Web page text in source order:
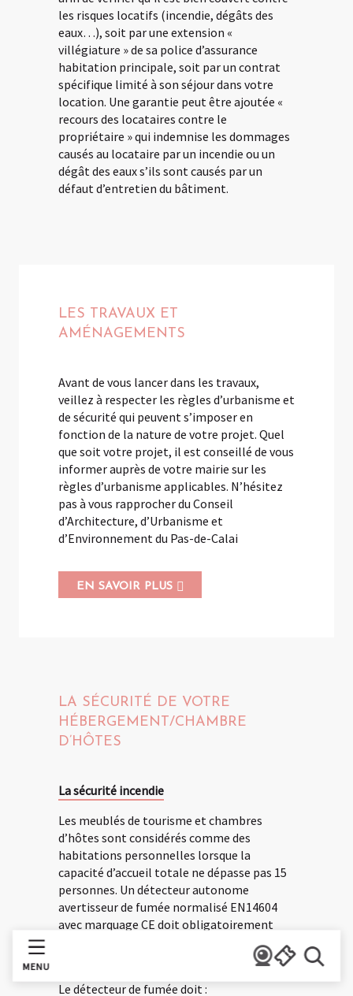
MENU
les risques locatifs (incendie, dégâts des
eaux…), soit par une extension «
villégiature » de sa police d’assurance
habitation principale, soit par un contrat
spécifique limité à son séjour dans votre
location. Une garantie peut être ajoutée «
recours des locataires contre le
propriétaire » qui indemnise les dommages
causés au locataire par un incendie ou un
dégât des eaux s’ils sont causés par un
défaut d’entretien du bâtiment.
LES TRAVAUX ET
AMÉNAGEMENTS
Avant de vous lancer dans les travaux,
veillez à respecter les règles d’urbanisme et
de sécurité qui peuvent s’imposer en
fonction de la nature de votre projet. Quel
que soit votre projet, il est conseillé de vous
informer auprès de votre mairie sur les
règles d’urbanisme applicables. N’hésitez
pas à vous rapprocher du Conseil
d’Architecture, d’Urbanisme et
d’Environnement du Pas-de-Calai
EN SAVOIR PLUS
LA SÉCURITÉ DE VOTRE
HÉBERGEMENT/CHAMBRE
D’HÔTES
La sécurité incendie
Les meublés de tourisme et chambres
d’hôtes sont considérés comme des
habitations personnelles lorsque la
capacité d’accueil totale ne dépasse pas 15
personnes. Un détecteur autonome
avertisseur de fumée normalisé EN14604
avec marquage CE doit obligatoirement
être installé dans la location depuis le 8
Le détecteur de fumée doit :